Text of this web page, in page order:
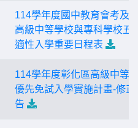
114學年度國中教育會考及
高級中等學校與專科學校五
適性入學重要日程表
114學年度彰化區高級中等
優先免試入學實施計畫-修正
告